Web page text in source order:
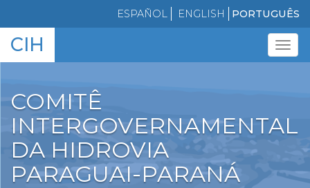
to
main
content
ESPAÑOL ENGLISH PORTUGUÊS
CIH
COMITÊ
INTERGOVERNAMENTAL
DA HIDROVIA
PARAGUAI-PARANÁ